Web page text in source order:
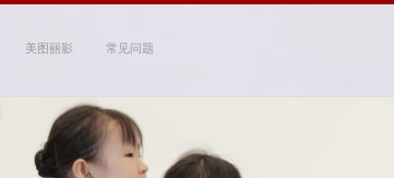
美图丽影 常见问题